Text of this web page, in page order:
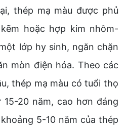
thép mạ màu được phủ
hoặc hợp kim nhôm-
lớp hy sinh, ngăn chặn
mòn điện hóa. Theo các
thép mạ màu có tuổi thọ
20 năm, cao hơn đáng
5-10 năm của thép